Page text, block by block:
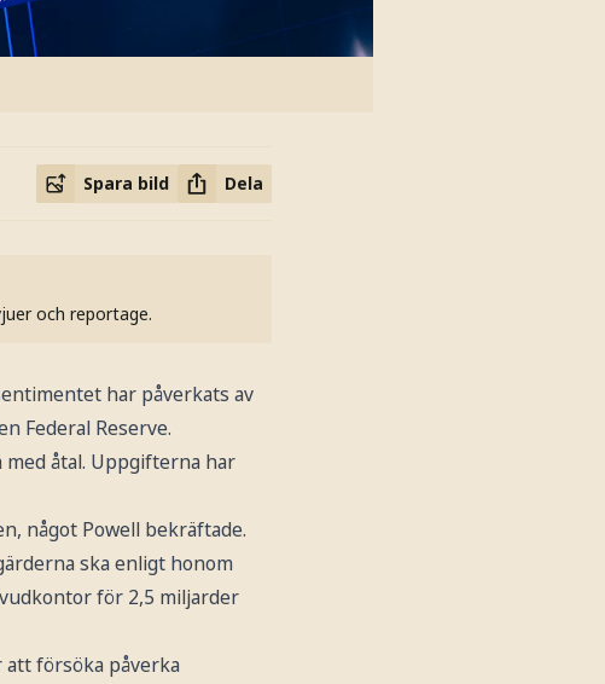
Spara bild Dela
och reportage.
har påverkats av
Federal Reserve.
åtal. Uppgifterna har
något Powell bekräftade.
ska enligt honom
för 2,5 miljarder
försöka påverka